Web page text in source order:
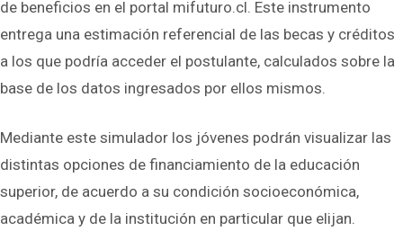
de beneficios en el portal mifuturo.cl. Este instrumento
entrega una estimación referencial de las becas y créditos
a los que podría acceder el postulante, calculados sobre la
base de los datos ingresados por ellos mismos.
Mediante este simulador los jóvenes podrán visualizar las
distintas opciones de financiamiento de la educación
superior, de acuerdo a su condición socioeconómica,
académica y de la institución en particular que elijan.